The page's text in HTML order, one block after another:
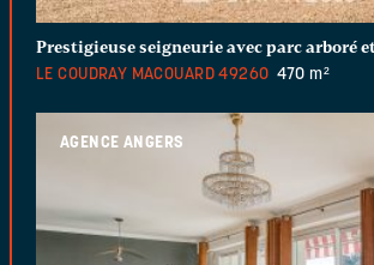
Prestigieuse seigneurie avec parc arboré
LE COUDRAY MACOUARD 49260 470 m²
AGENCE ANGERS